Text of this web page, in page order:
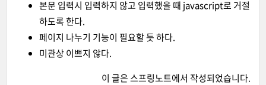
본문 입력시 입력하지 않고 입력했을 때 javascript로 거절
하도록 한다.
페이지 나누기 기능이 필요할 듯 하다.
미관상 이쁘지 않다.
이 글은스프링노트에서 작성되었습니다.